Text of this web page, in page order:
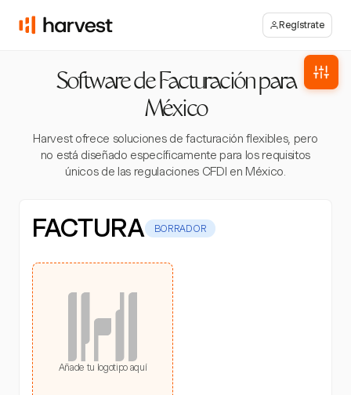
Regístrate
Software de Facturación para
México
Harvest ofrece soluciones de facturación flexibles, pero
no está diseñado específicamente para los requisitos
únicos de las regulaciones CFDI en México.
FACTURA BORRADOR
Añade tu logotipo aquí